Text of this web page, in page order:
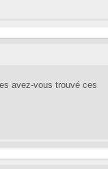
avez-vous trouvé ces